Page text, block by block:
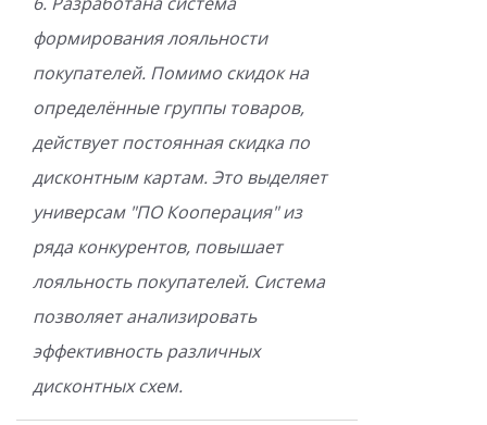
формирования лояльности
покупателей. Помимо скидок на
определённые группы товаров,
действует постоянная скидка по
дисконтным картам. Это выделяет
универсам "ПО Кооперация" из
ряда конкурентов, повышает
лояльность покупателей. Система
позволяет анализировать
эффективность различных
дисконтных схем.